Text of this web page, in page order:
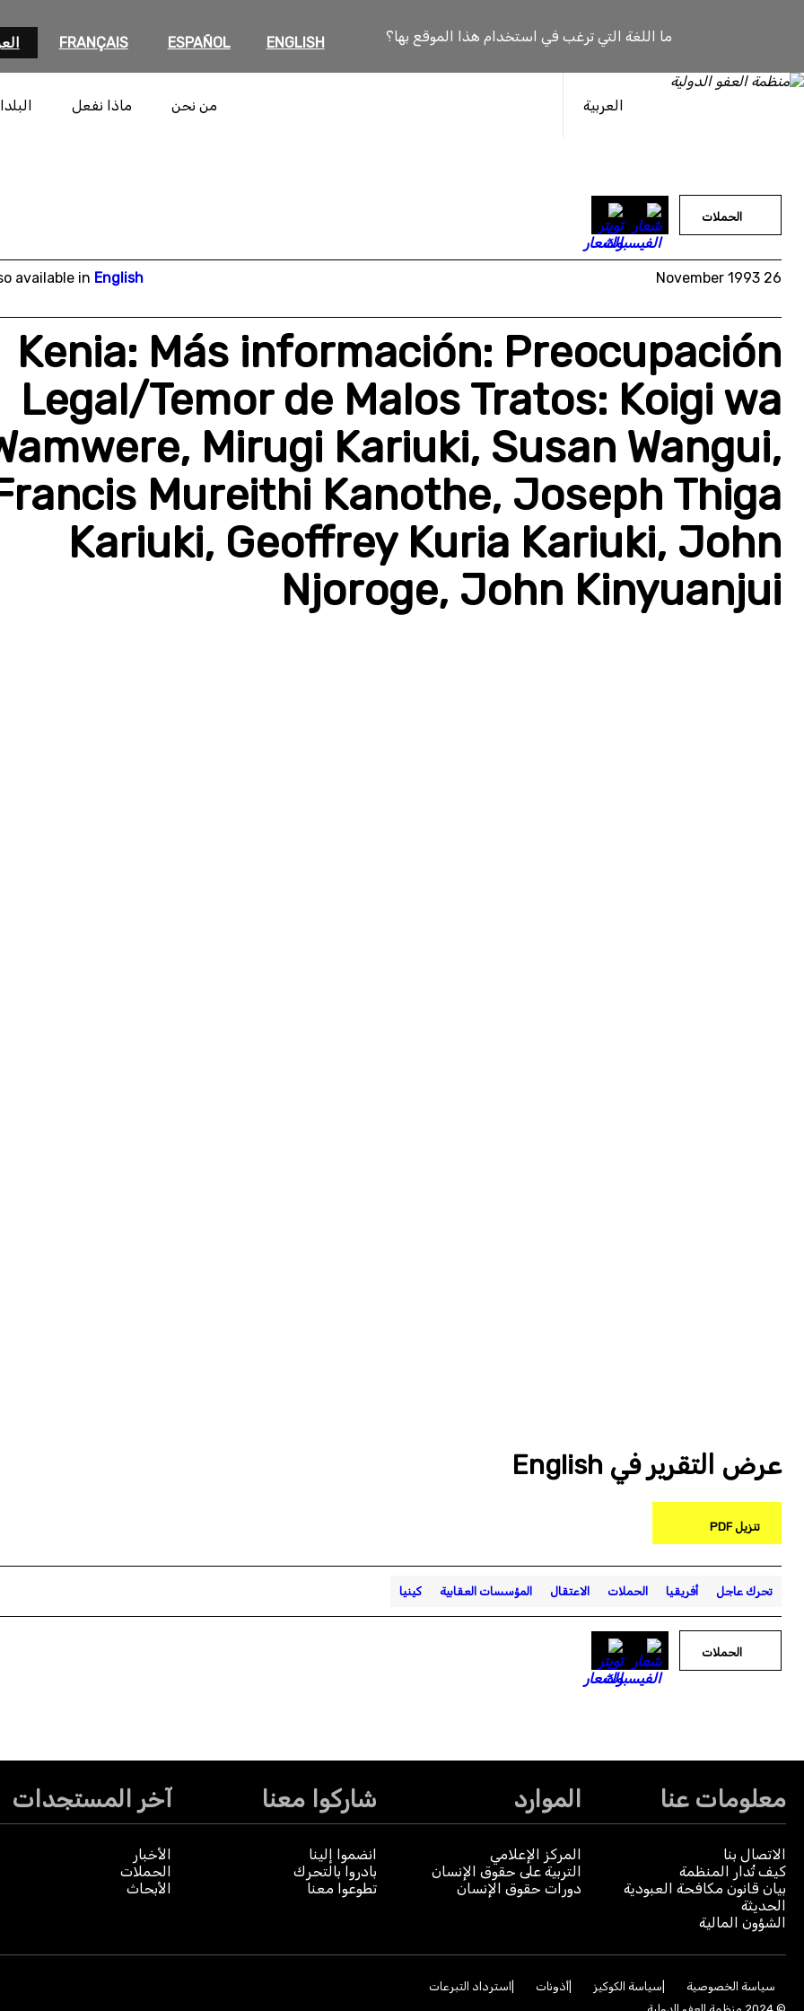
ما اللغة التي ترغب في استخدام هذا الموقع بها؟ ENGLISH
ESPAÑOL
FRANÇAIS
العربية من نحن ماذا نفعل
الحملات
26 November 1993
available in English
Kenia: Más información: Preocupación
Legal/Temor de Malos Tratos: Koigi wa
Mirugi Kariuki, Susan Wangui,
Mureithi Kanothe, Joseph Thiga
Kariuki, Geoffrey Kuria Kariuki, John
Njoroge, John Kinyuanjui
عرض التقرير في English
تنزيل PDF
تحرك عاجل أفريقيا الحملات الاعتقال المؤسسات العقابية كينيا
الحملات
معلومات عنا
الاتصال بنا
كيف تُدار المنظمة
بيان قانون مكافحة العبودية
الحديثة
الشؤون المالية
الموارد
المركز الإعلامي
التربية على حقوق الإنسان
دورات حقوق الإنسان
شاركوا معنا
انضموا إلينا
بادروا بالتحرك
تطوعوا معنا
آخر المستجدات
الأخبار
الحملات
الأبحاث
سياسة الخصوصية سياسة الكوكيز أذونات
استرداد التبرعات